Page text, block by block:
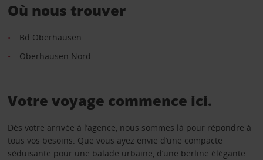
Où nous trouver
Bd Oberhausen
Oberhausen Nord
Votre voyage commence ici.
Dès votre arrivée à l’agence, nous sommes là pour répondre à
tous vos besoins. Que vous ayez envie d’une compacte
séduisante pour une balade urbaine, d’une berline élégante